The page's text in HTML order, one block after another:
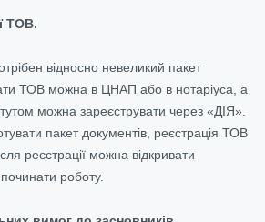
ТОВ.
відносно невеликий пакет
ТОВ можна в ЦНАП або в нотаріуса, а
можна зареєструвати через «ДІЯ».
пакет документів, реєстрація ТОВ
реєстрації можна відкривати
роботу.